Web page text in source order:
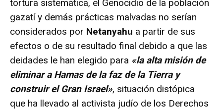
tortura sistemática, el Genocidio de la población
gazatí y demás prácticas malvadas no serían
considerados por Netanyahu a partir de sus
efectos o de su resultado final debido a que las
deidades le han elegido para «la alta misión de
eliminar a Hamas de la faz de la Tierra y
construir el Gran Israel», situación distópica
que ha llevado al activista judío de los Derechos